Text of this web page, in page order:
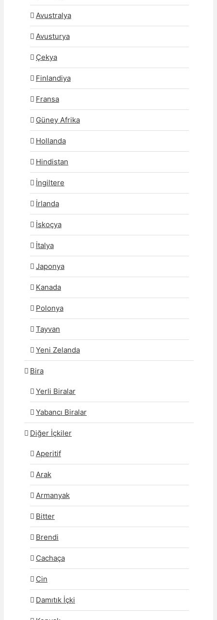
Avustralya
Avusturya
Çekya
Finlandiya
Fransa
Güney Afrika
Hollanda
Hindistan
İngiltere
İrlanda
İskoçya
İtalya
Japonya
Kanada
Polonya
Tayvan
Yeni Zelanda
Bira
Yerli Biralar
Yabancı Biralar
Diğer İçkiler
Aperitif
Arak
Armanyak
Bitter
Brendi
Cachaça
Cin
Damıtık İçki